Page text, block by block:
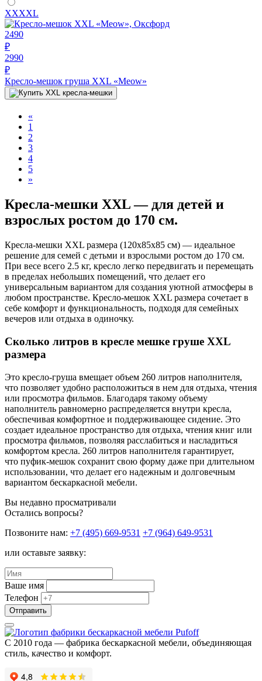
XXXXL
2490
₽
2990
₽
Кресло-мешок груша XXL «Meow»
«
1
2
3
4
5
»
Кресла-мешки XXL — для детей и
взрослых ростом до 170 см.
Кресла-мешки XXL размера (120х85х85 см) — идеальное
решение для семей с детьми и взрослыми ростом до 170 см.
При весе всего 2.5 кг, кресло легко передвигать и перемещать
в пределах небольших помещений, что делает его
универсальным вариантом для создания уютной атмосферы в
любом пространстве. Кресло-мешок XXL размера сочетает в
себе комфорт и функциональность, подходя для семейных
вечеров или отдыха в одиночку.
Сколько литров в кресле мешке груше XXL
размера
Это кресло-груша вмещает объем 260 литров наполнителя,
что позволяет удобно расположиться в нем для отдыха, чтения
или просмотра фильмов. Благодаря такому объему
наполнитель равномерно распределяется внутри кресла,
обеспечивая комфортное и поддерживающее сидение. Это
создает идеальное пространство для отдыха, чтения книг или
просмотра фильмов, позволяя расслабиться и насладиться
комфортом кресла. 260 литров наполнителя гарантирует,
что пуфик-мешок сохранит свою форму даже при длительном
использовании, что делает его надежным и долговечным
вариантом бескаркасной мебели.
Вы недавно просматривали
Остались вопросы?
Позвоните нам: +7 (495) 669-9531 +7 (964) 649-9531
или оставьте заявку:
Ваше имя
Телефон
С 2010 года — фабрика бескаркасной мебели, объединяющая
стиль, качество и комфорт.